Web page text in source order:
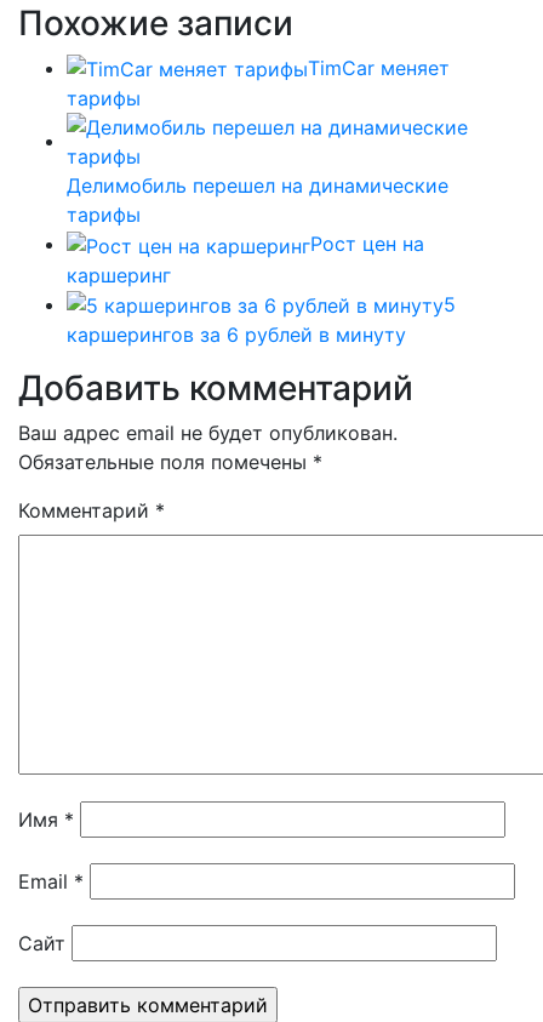
Похожие записи
TimCar меняет
тарифы
Делимобиль перешел на динамические
тарифы
Рост цен на
каршеринг
5
каршерингов за 6 рублей в минуту
Добавить комментарий
Ваш адрес email не будет опубликован.
Обязательные поля помечены *
Комментарий *
Имя *
Email *
Сайт